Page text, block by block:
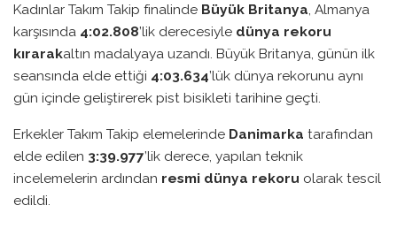
Kadınlar Takım Takip finalinde Büyük Britanya, Almanya
karşısında 4:02.808’lik derecesiyle dünya rekoru
kırarakaltın madalyaya uzandı. Büyük Britanya, günün ilk
seansında elde ettiği 4:03.634’lük dünya rekorunu aynı
gün içinde geliştirerek pist bisikleti tarihine geçti.
Erkekler Takım Takip elemelerinde Danimarka tarafından
elde edilen 3:39.977’lik derece, yapılan teknik
incelemelerin ardından resmi dünya rekoru olarak tescil
edildi.